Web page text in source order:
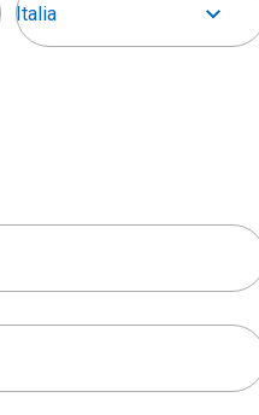
Italia